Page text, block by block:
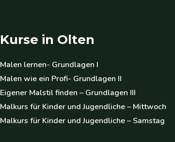
Kurse in Olten
Malen lernen- Grundlagen I
Malen wie ein Profi- Grundlagen II
Eigener Malstil finden – Grundlagen III
Malkurs für Kinder und Jugendliche – Mittwoch
Malkurs für Kinder und Jugendliche – Samstag